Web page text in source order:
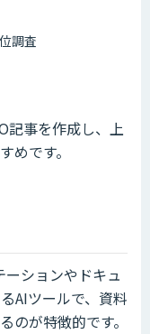
調査
記事を作成し、上
めです。
ションやドキュ
AIツールで、資料
のが特徴的です。